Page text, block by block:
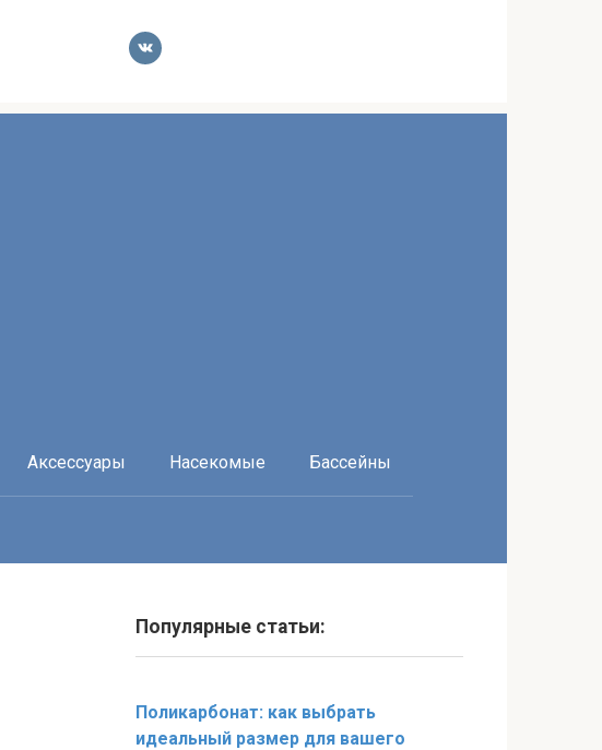
Аксессуары Насекомые Бассейны
Популярные статьи:
Поликарбонат: как выбрать
идеальный размер для вашего